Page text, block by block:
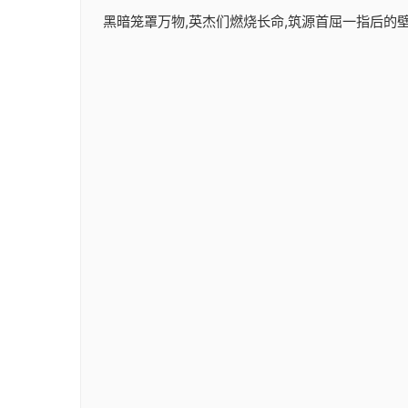
黑暗笼罩万物,英杰们燃烧长命,筑源首屈一指后的